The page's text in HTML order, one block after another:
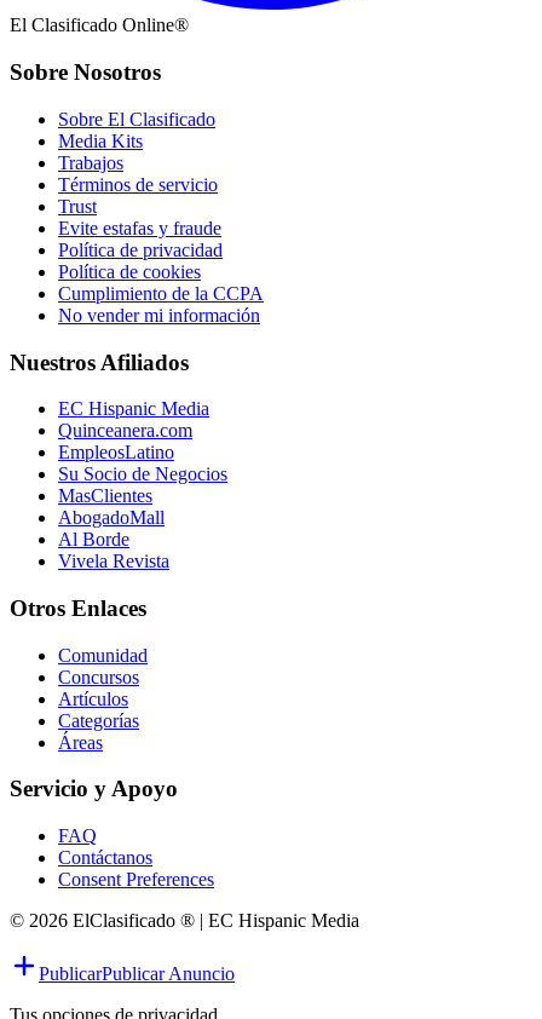
El Clasificado Online®
Sobre Nosotros
Sobre El Clasificado
Media Kits
Trabajos
Términos de servicio
Trust
Evite estafas y fraude
Política de privacidad
Política de cookies
Cumplimiento de la CCPA
No vender mi información
Nuestros Afiliados
EC Hispanic Media
Quinceanera.com
EmpleosLatino
Su Socio de Negocios
MasClientes
AbogadoMall
Al Borde
Vivela Revista
Otros Enlaces
Comunidad
Concursos
Artículos
Categorías
Áreas
Servicio y Apoyo
FAQ
Contáctanos
Consent Preferences
© 2026 ElClasificado ® | EC Hispanic Media
PublicarPublicar Anuncio